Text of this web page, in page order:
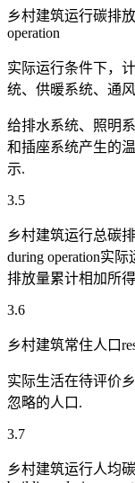
乡村建筑运行碳排放
operation
实际运行条件下，
统、供暖系统、通风
给排水系统、照明
和插座系统产生的
示.
3.5
乡村建筑运行总碳排
during operation实
排放量累计相加所
3.6
乡村建筑常住人口
实际生活在待评价
忽略的人口.
3.7
乡村建筑运行人均碳